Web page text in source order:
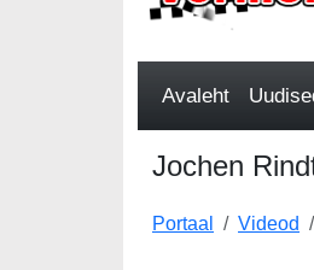
Avaleht
Jochen
Portaal Videod